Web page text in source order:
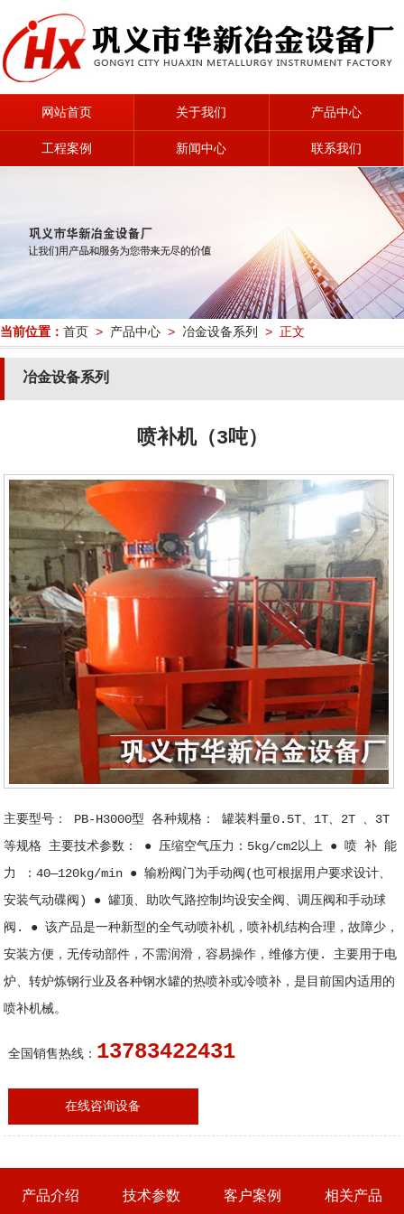
网站首页 关于我们 产品中心
工程案例 新闻中心 联系我们
当前位置： 首页 > 产品中心 > 冶金设备系列 > 正文
冶金设备系列
喷补机（3吨）
主要型号： PB-H3000型 各种规格： 罐装料量0.5T、1T、2T 、3T
等规格 主要技术参数： ● 压缩空气压力：5kg/cm2以上 ● 喷 补 能
力 ：40—120kg/min ● 输粉阀门为手动阀(也可根据用户要求设计、
安装气动碟阀) ● 罐顶、助吹气路控制均设安全阀、调压阀和手动球
阀. ● 该产品是一种新型的全气动喷补机，喷补机结构合理，故障少，
安装方便，无传动部件，不需润滑，容易操作，维修方便. 主要用于电
炉、转炉炼钢行业及各种钢水罐的热喷补或冷喷补，是目前国内适用的
喷补机械。
全国销售热线： 13783422431
在线咨询设备
产品介绍 技术参数 客户案例 相关产品